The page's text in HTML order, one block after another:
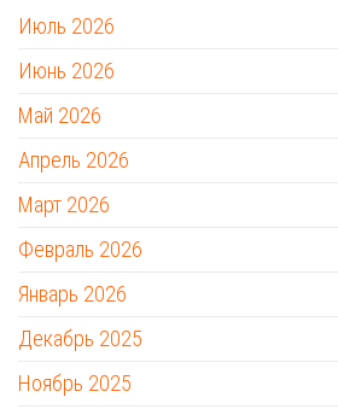
Июль 2026
Июнь 2026
Май 2026
Апрель 2026
Март 2026
Февраль 2026
Январь 2026
Декабрь 2025
Ноябрь 2025